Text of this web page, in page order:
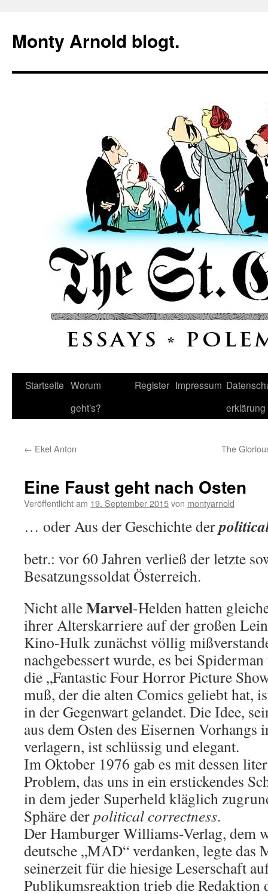
springen
Monty Arnold blogt.
Startseite Worum
geht’s?
Register Impressum
erklärung
← Ekel Anton The
Eine Faust geht nach Osten
Veröffentlicht am 19. September 2015von montyarnold
… oder Aus der Geschichte der
betr.: vor 60 Jahren verließ der letzte
Besatzungssoldat Österreich.
Nicht alleMarvel-Helden hatten
ihrer Alterskarriere auf der großen
Kino-Hulk zunächst völlig
nachgebessert wurde, es bei
die „Fantastic Four Horror Picture
muß, der die alten Comics geliebt hat,
in der Gegenwart gelandet. Die Idee,
aus dem Osten des Eisernen Vorhangs
verlagern, ist schlüssig und elegant.
Im Oktober 1976 gab es mit dessen
Problem, das uns in ein erstickendes
in dem jeder Superheld kläglich
Sphäre derpolitical correctness.
Der Hamburger Williams-Verlag, dem
deutsche „MAD“ verdanken, legte das
seinerzeit für die hiesige Leserschaft
Publikumsreaktion trieb die Redaktion